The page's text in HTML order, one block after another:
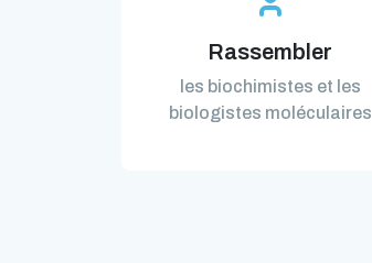
Rassembler
les biochimistes et les
biologistes moléculaires